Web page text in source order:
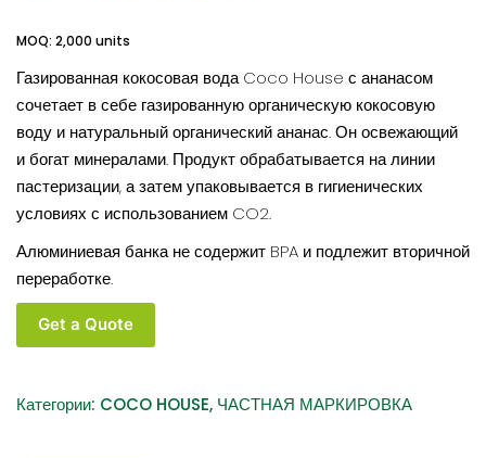
MOQ: 2,000 units
Газированная кокосовая вода Coco House с ананасом
сочетает в себе газированную органическую кокосовую
воду и натуральный органический ананас. Он освежающий
и богат минералами. Продукт обрабатывается на линии
пастеризации, а затем упаковывается в гигиенических
условиях с использованием CO2.
Алюминиевая банка не содержит BPA и подлежит вторичной
переработке.
Количество
товара
ОРГАНИЧЕСКАЯ
Get a Quote
Категории: COCO HOUSE, ЧАСТНАЯ МАРКИРОВКА